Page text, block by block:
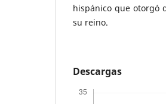
hispánico que otorgó
su reino.
Descargas